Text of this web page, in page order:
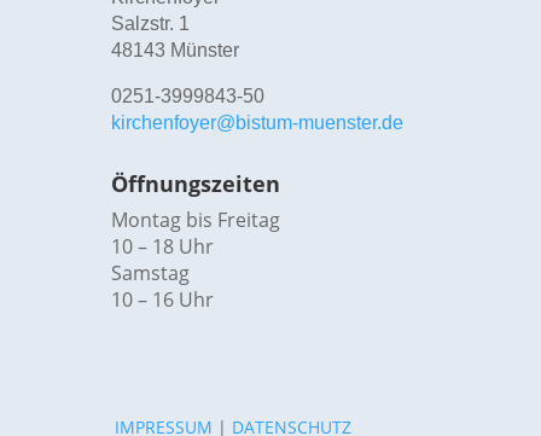
Salzstr. 1
48143 Münster
0251-3999843-50
kirchenfoyer@bistum-muenster.de
Öffnungszeiten
Montag bis Freitag
10 – 18 Uhr
Samstag
10 – 16 Uhr
IMPRESSUM | DATENSCHUTZ